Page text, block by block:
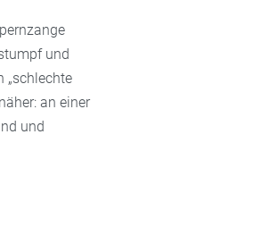
und
„schlechte
an einer
und